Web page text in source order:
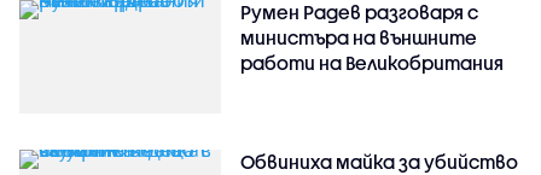
Румен Радев разговаря с
министъра на външните
работи на Великобритания
Обвиниха майка за убийство